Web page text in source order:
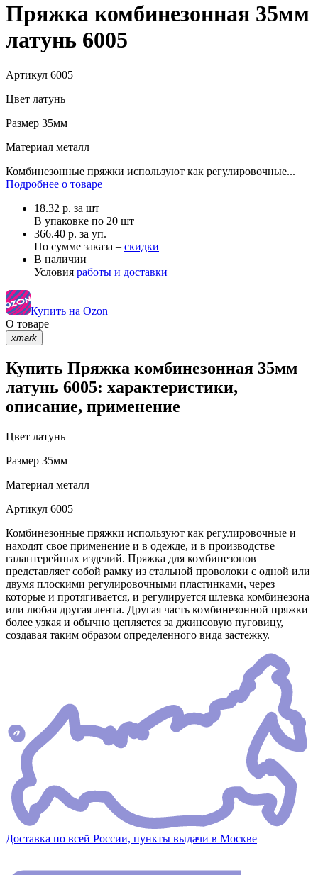
Пряжка комбинезонная 35мм
латунь 6005
Артикул 6005
Цвет латунь
Размер 35мм
Материал металл
Комбинезонные пряжки используют как регулировочные...
Подробнее о товаре
18.32 р. за шт
В упаковке по 20 шт
366.40 р. за уп.
По сумме заказа – скидки
В наличии
Условия работы и доставки
Купить на Ozon
О товаре
xmark
Купить Пряжка комбинезонная 35мм
латунь 6005: характеристики,
описание, применение
Цвет латунь
Размер 35мм
Материал металл
Артикул 6005
Комбинезонные пряжки используют как регулировочные и
находят свое применение и в одежде, и в производстве
галантерейных изделий. Пряжка для комбинезонов
представляет собой рамку из стальной проволоки с одной или
двумя плоскими регулировочными пластинками, через
которые и протягивается, и регулируется шлевка комбинезона
или любая другая лента. Другая часть комбинезонной пряжки
более узкая и обычно цепляется за джинсовую пуговицу,
создавая таким образом определенного вида застежку.
Доставка по всей России, пункты выдачи в Москве